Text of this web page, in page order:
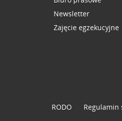
Newsletter
Zajęcie egzekucyjne
RODO Regulamin